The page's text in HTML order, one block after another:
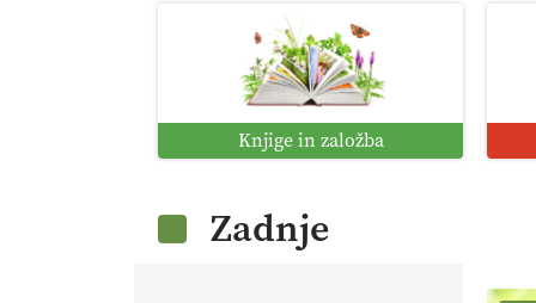
Knjige in založba
Zadnje